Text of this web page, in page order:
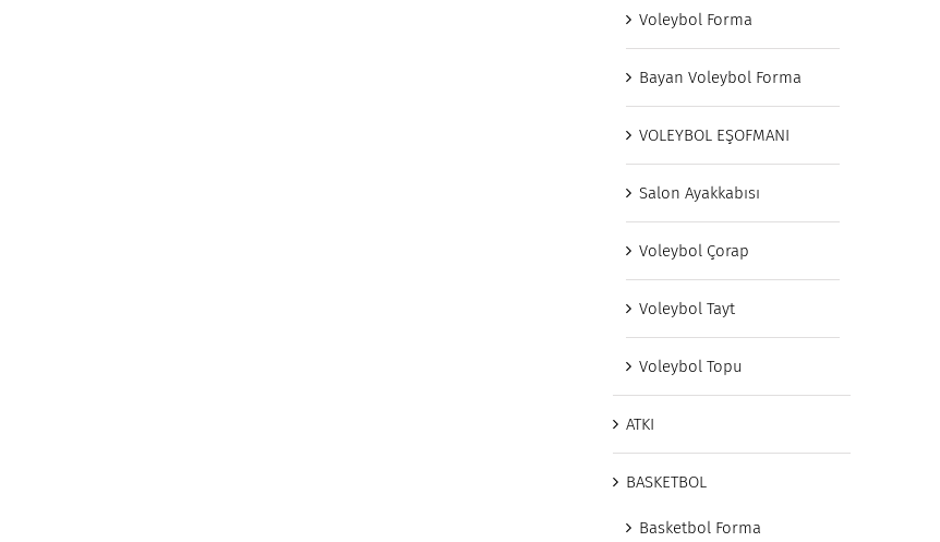
Voleybol Forma
Bayan Voleybol Forma
VOLEYBOL EŞOFMANI
Salon Ayakkabısı
Voleybol Çorap
Voleybol Tayt
Voleybol Topu
ATKI
BASKETBOL
Basketbol Forma